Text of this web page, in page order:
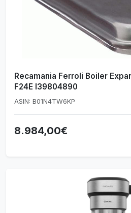
Recamania Ferroli Boiler
F24E I39804890
ASIN: B01N4TW6KP
8.984,00€